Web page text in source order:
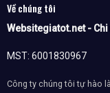
Về chúng tôi
Websitegiatot.net - Chi
MST: 6001830967
Công ty chúng tôi tự hào